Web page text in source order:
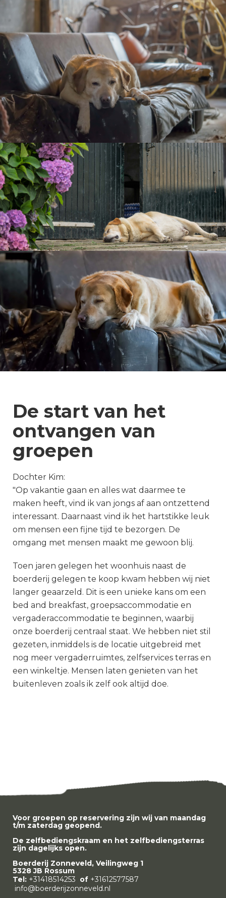
De start van het
ontvangen van
groepen
Dochter Kim:
"Op vakantie gaan en alles wat daarmee te
maken heeft, vind ik van jongs af aan ontzettend
interessant. Daarnaast vind ik het hartstikke leuk
om mensen een fijne tijd te bezorgen. De
omgang met mensen maakt me gewoon blij.
Toen jaren gelegen het woonhuis naast de
boerderij gelegen te koop kwam hebben wij niet
langer geaarzeld. Dit is een unieke kans om een
bed and breakfast, groepsaccommodatie en
vergaderaccommodatie te beginnen, waarbij
onze boerderij centraal staat. We hebben niet stil
gezeten, inmiddels is de locatie uitgebreid met
nog meer vergaderruimtes, zelfservices terras en
een winkeltje. Mensen laten genieten van het
buitenleven zoals ik zelf ook altijd doe.
Voor groepen op reservering zijn wij van maandag
t/m zaterdag geopend.
De zelfbediengskraam en het zelfbediengsterras
zijn dagelijks open.
Boerderij Zonneveld, Veilingweg 1
5328 JB Rossum
Tel: +31418514253 of +31612577587
info@boerderijzonneveld.nl